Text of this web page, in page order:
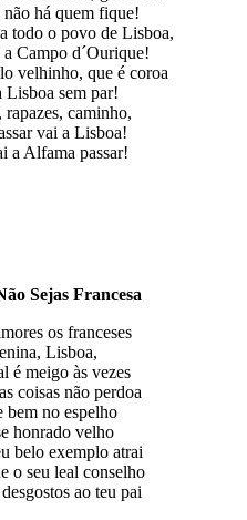
não há quem fique!
todo o povo de Lisboa,
Campo d´Ourique!
velhinho, que é coroa
Lisboa sem par!
rapazes, caminho,
vai a Lisboa!
a Alfama passar!
Sejas Francesa
os franceses
Lisboa,
é meigo às vezes
coisas não perdoa
bem no espelho
honrado velho
belo exemplo atrai
o seu leal conselho
ao teu pai